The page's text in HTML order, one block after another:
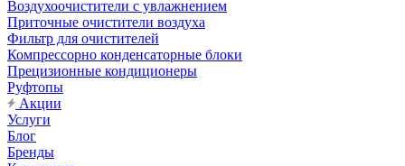
Воздухоочистители с увлажнением
Приточные очистители воздуха
Фильтр для очистителей
Компрессорно конденсаторные блоки
Прецизионные кондиционеры
Руфтопы
Акции
Услуги
Блог
Бренды